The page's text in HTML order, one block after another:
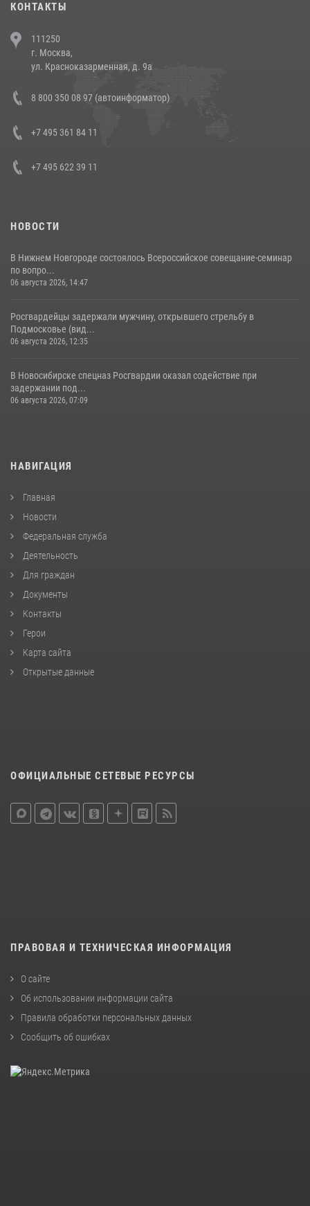
напавших на бригаду скорой помощи (видео)
14 июля 2026, 12:20
В Росгвардии прошла военно-научная конференция по обобщению
боевого опыта
КОНТАКТЫ
111250
г. Москва,
ул. Красноказарменная, д. 9а
8 800 350 08 97 (автоинформатор)
+7 495 361 84 11
+7 495 622 39 11
НОВОСТИ
В Нижнем Новгороде состоялось Всероссийское совещание-семинар
по вопро...
06 августа 2026, 14:47
Росгвардейцы задержали мужчину, открывшего стрельбу в
Подмосковье (вид...
06 августа 2026, 12:35
В Новосибирске спецназ Росгвардии оказал содействие при
задержании под...
06 августа 2026, 07:09
НАВИГАЦИЯ
Главная
Новости
Федеральная служба
Деятельность
Для граждан
Документы
Контакты
Герои
Карта сайта
Открытые данные
ОФИЦИАЛЬНЫЕ СЕТЕВЫЕ РЕСУРСЫ
ПРАВОВАЯ И ТЕХНИЧЕСКАЯ ИНФОРМАЦИЯ
О сайте
Об использовании информации сайта
Правила обработки персональных данных
Сообщить об ошибках